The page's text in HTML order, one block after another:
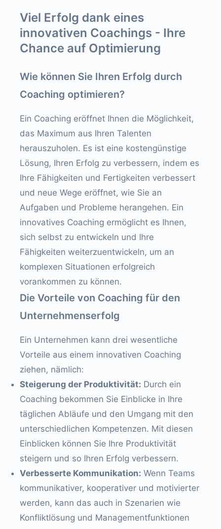
Viel Erfolg dank eines
innovativen Coachings - Ihre
Chance auf Optimierung
Wie können Sie Ihren Erfolg durch
Coaching optimieren?
Ein Coaching eröffnet Ihnen die Möglichkeit,
das Maximum aus Ihren Talenten
herauszuholen. Es ist eine kostengünstige
Lösung, Ihren Erfolg zu verbessern, indem es
Ihre Fähigkeiten und Fertigkeiten verbessert
und neue Wege eröffnet, wie Sie an
Aufgaben und Probleme herangehen. Ein
innovatives Coaching ermöglicht es Ihnen,
sich selbst zu entwickeln und Ihre
Fähigkeiten weiterzuentwickeln, um an
komplexen Situationen erfolgreich
vorankommen zu können.
Die Vorteile von Coaching für den
Unternehmenserfolg
Ein Unternehmen kann drei wesentliche
Vorteile aus einem innovativen Coaching
ziehen, nämlich:
Steigerung der Produktivität: Durch ein
Coaching bekommen Sie Einblicke in Ihre
täglichen Abläufe und den Umgang mit den
unterschiedlichen Kompetenzen. Mit diesen
Einblicken können Sie Ihre Produktivität
steigern und so Ihren Erfolg verbessern.
Verbesserte Kommunikation: Wenn Teams
kommunikativer, kooperativer und motivierter
werden, kann das auch in Szenarien wie
Konfliktlösung und Managementfunktionen